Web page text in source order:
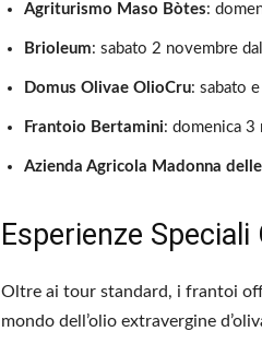
Agriturismo Maso Bòtes:
Brioleum: sabato 2 novembre
Domus Olivae OlioCru: sabato
Frantoio Bertamini: domenica 3
Azienda Agricola Madonna
Esperienze
Oltre ai tour standard, i frantoi
mondo dell’olio extravergine